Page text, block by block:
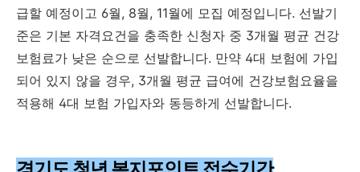
급할 예정이고 6월, 8월, 11월에 모집 예정입니다. 선발기
준은 기본 자격요건을 충족한 신청자 중 3개월 평균 건강
보험료가 낮은 순으로 선발합니다. 만약 4대 보험에 가입
되어 있지 않을 경우, 3개월 평균 급여에 건강보험요율을
적용해 4대 보험 가입자와 동등하게 선발합니다.